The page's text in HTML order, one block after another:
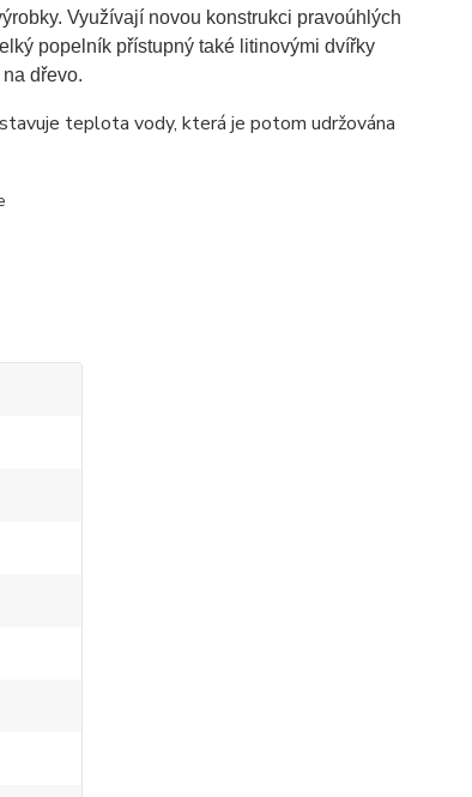
Využívají novou konstrukci pravoúhlých
popelník přístupný také litinovými dvířky
dřevo.
teplota vody, která je potom udržována